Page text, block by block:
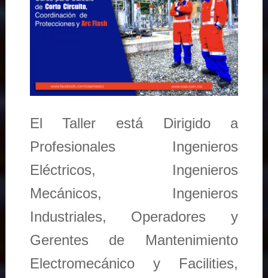
El Taller está Dirigido a
Profesionales Ingenieros
Eléctricos, Ingenieros
Mecánicos, Ingenieros
Industriales, Operadores y
Gerentes de Mantenimiento
Electromecánico y Facilities,